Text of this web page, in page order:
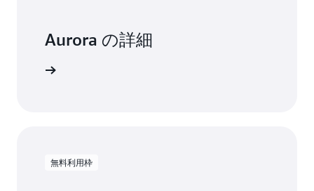
Aurora の詳細
無料利用枠